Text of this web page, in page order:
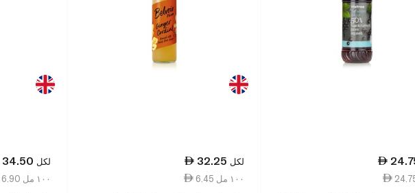
32.25 لكل
6.45 ١٠٠ مل
34.50 لكل
6.90 ١٠٠ مل